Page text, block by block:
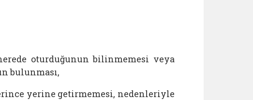
oturduğunun bilinmemesi veya
bulunması,
yerine getirmemesi, nedenleriyle